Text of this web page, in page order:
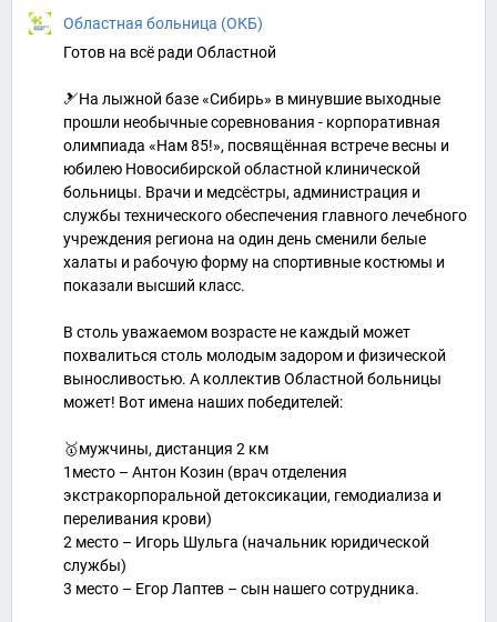
Областная больница (ОКБ)
Готов на всё ради Областной
🎿На лыжной базе «Сибирь» в минувшие выходные
прошли необычные соревнования - корпоративная
олимпиада «Нам 85!», посвящённая встрече весны и
юбилею Новосибирской областной клинической
больницы. Врачи и медсёстры, администрация и
службы технического обеспечения главного лечебного
учреждения региона на один день сменили белые
халаты и рабочую форму на спортивные костюмы и
показали высший класс.
В столь уважаемом возрасте не каждый может
похвалиться столь молодым задором и физической
выносливостью. А коллектив Областной больницы
может! Вот имена наших победителей:
🥇мужчины, дистанция 2 км
1место – Антон Козин (врач отделения
экстракорпоральной детоксикации, гемодиализа и
переливания крови)
2 место – Игорь Шульга (начальник юридической
службы)
3 место – Егор Лаптев – сын нашего сотрудника.